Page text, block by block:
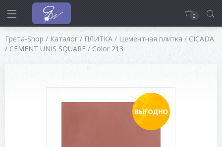
0
Грета-Shop / Каталог / ПЛИТКА / Цементная плитка / CICADA
/ CEMENT UNIS SQUARE / Color 213